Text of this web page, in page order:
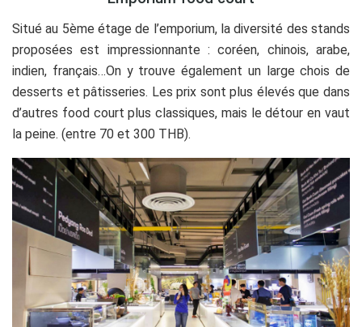
Situé au 5ème étage de l’emporium, la diversité des stands
proposées est impressionnante : coréen, chinois, arabe,
indien, français…On y trouve également un large chois de
desserts et pâtisseries. Les prix sont plus élevés que dans
d’autres food court plus classiques, mais le détour en vaut
la peine. (entre 70 et 300 THB).